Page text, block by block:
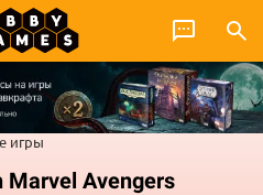
игры
Avengers